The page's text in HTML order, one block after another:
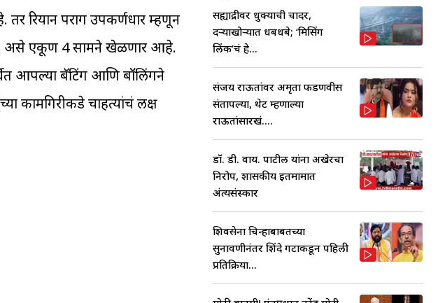
तर रियान पराग उपकर्णधार म्हणून
2 असे एकूण 4 सामने खेळणार आहे.
आपल्या बॅटिंग आणि बॉलिंगने
कामगिरीकडे चाहत्यांचं लक्ष
सह्याद्रीवर धुक्याची चादर,
दऱ्याखोऱ्यात धबधबे; ‘मिसिंग
लिंक’चं हे...
संजय राऊतांवर अमृता फडणवीस
संतापल्या, थेट म्हणाल्या
राऊतांसारखं....
डॉ. डी. वाय. पाटील यांना अखेरचा
निरोप, शासकीय इतमामात
अंत्यसंस्कार
शिवसेना चिन्हाबाबतच्या
सुनावणीनंतर शिंदे गटाकडून पहिली
प्रतिक्रिया...